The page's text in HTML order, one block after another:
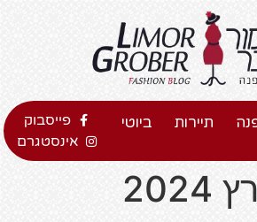
תיירות ביוטי
פייסבוק
אינסטגרם